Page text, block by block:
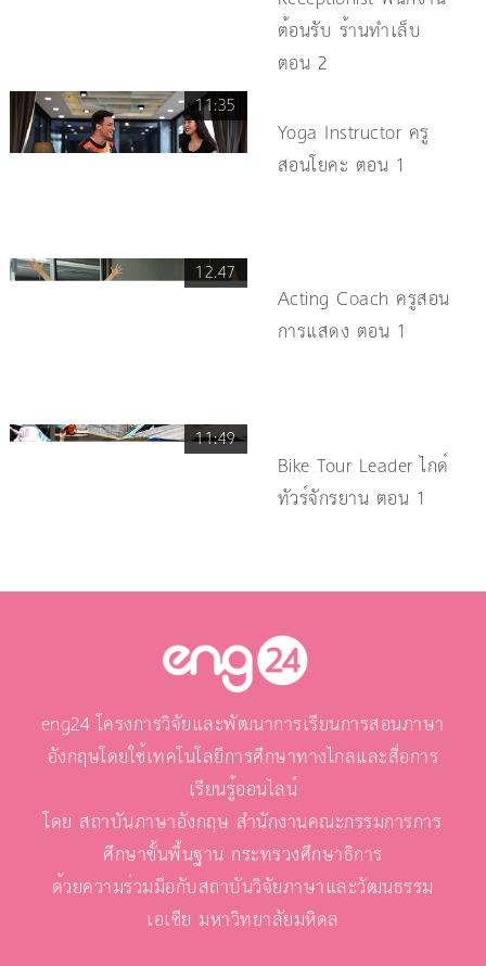
ต้อนรับ ร้านทำเล็บ
ตอน 2
11:35
Yoga Instructor ครู
สอนโยคะ ตอน 1
12.47
Acting Coach ครูสอน
การแสดง ตอน 1
11:49
Bike Tour Leader ไกด์
ทัวร์จักรยาน ตอน 1
eng24 โครงการวิจัยและพัฒนาการเรียนการสอนภาษา
อังกฤษโดยใช้เทคโนโลยีการศึกษาทางไกลและสื่อการ
เรียนรู้ออนไลน์
โดย สถาบันภาษาอังกฤษ สำนักงานคณะกรรมการการ
ศึกษาขั้นพื้นฐาน กระทรวงศึกษาธิการ
ด้วยความร่วมมือกับสถาบันวิจัยภาษาและวัฒนธรรม
เอเชีย มหาวิทยาลัยมหิดล